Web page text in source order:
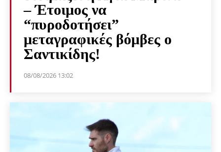
– Έτοιμος να
“πυροδοτήσει”
μεταγραφικές βόμβες ο
Σαντικίδης!
08/08/2026 13:02